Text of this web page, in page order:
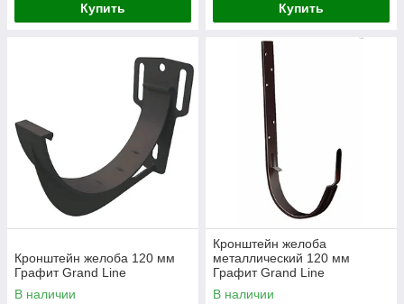
Купить Купить
Кронштейн желоба 120 мм
Графит Grand Line
В наличии
Кронштейн желоба
металлический 120 мм
Графит Grand Line
В наличии